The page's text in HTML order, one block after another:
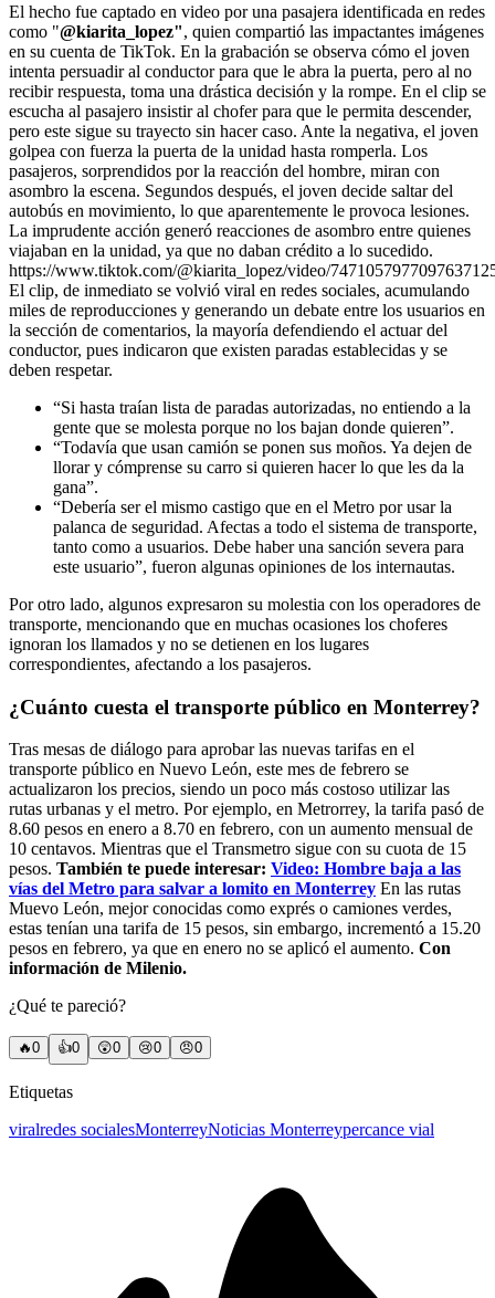
El hecho fue captado en video por una pasajera identificada en redes
como "@kiarita_lopez", quien compartió las impactantes imágenes
en su cuenta de TikTok. En la grabación se observa cómo el joven
intenta persuadir al conductor para que le abra la puerta, pero al no
recibir respuesta, toma una drástica decisión y la rompe. En el clip se
escucha al pasajero insistir al chofer para que le permita descender,
pero este sigue su trayecto sin hacer caso. Ante la negativa, el joven
golpea con fuerza la puerta de la unidad hasta romperla. Los
pasajeros, sorprendidos por la reacción del hombre, miran con
asombro la escena. Segundos después, el joven decide saltar del
autobús en movimiento, lo que aparentemente le provoca lesiones.
La imprudente acción generó reacciones de asombro entre quienes
viajaban en la unidad, ya que no daban crédito a lo sucedido.
https://www.tiktok.com/@kiarita_lopez/video/
El clip, de inmediato se volvió viral en redes sociales, acumulando
miles de reproducciones y generando un debate entre los usuarios en
la sección de comentarios, la mayoría defendiendo el actuar del
conductor, pues indicaron que existen paradas establecidas y se
deben respetar.
“Si hasta traían lista de paradas autorizadas, no entiendo a la
gente que se molesta porque no los bajan donde quieren”.
“Todavía que usan camión se ponen sus moños. Ya dejen de
llorar y cómprense su carro si quieren hacer lo que les da la
gana”.
“Debería ser el mismo castigo que en el Metro por usar la
palanca de seguridad. Afectas a todo el sistema de transporte,
tanto como a usuarios. Debe haber una sanción severa para
este usuario”, fueron algunas opiniones de los internautas.
Por otro lado, algunos expresaron su molestia con los operadores de
transporte, mencionando que en muchas ocasiones los choferes
ignoran los llamados y no se detienen en los lugares
correspondientes, afectando a los pasajeros.
¿Cuánto cuesta el transporte público en Monterrey?
Tras mesas de diálogo para aprobar las nuevas tarifas en el
transporte público en Nuevo León, este mes de febrero se
actualizaron los precios, siendo un poco más costoso utilizar las
rutas urbanas y el metro. Por ejemplo, en Metrorrey, la tarifa pasó de
8.60 pesos en enero a 8.70 en febrero, con un aumento mensual de
10 centavos. Mientras que el Transmetro sigue con su cuota de 15
pesos. También te puede interesar: Video: Hombre baja a las
vías del Metro para salvar a lomito en Monterrey En las rutas
Muevo León, mejor conocidas como exprés o camiones verdes,
estas tenían una tarifa de 15 pesos, sin embargo, incrementó a 15.20
pesos en febrero, ya que en enero no se aplicó el aumento. Con
información de Milenio.
¿Qué te pareció?
🔥0 👍0 😲0 😢0 😠0
Etiquetas
viralredes socialesMonterreyNoticias Monterreypercance vial